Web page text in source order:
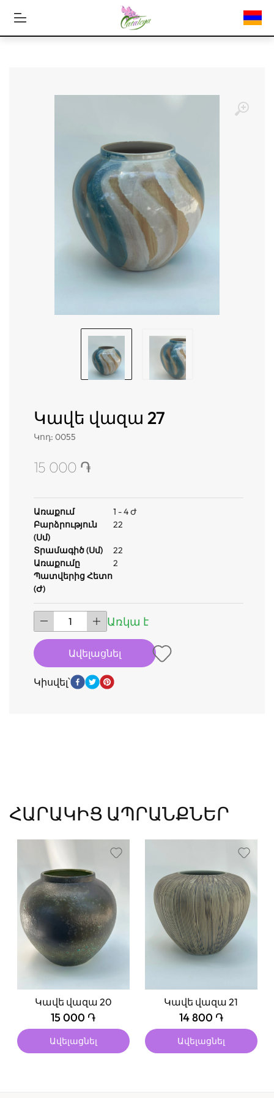
Կավե վազա 27
Կոդ: 0055
15 000 ֏
Առաքում
1 - 4 Ժ
Բարձրություն
(սմ)
22
Տրամագիծ (սմ)
22
Առաքումը
Պատվերից Հետո
(ժ)
2
Առկա է
Ավելացնել
Կիսվել՝
ՀԱՐԱԿԻՑ ԱՊՐԱՆՔՆԵՐ
Կավե վազա 20
15 000 ֏
Ավելացնել
Կավե վազա 21
14 800 ֏
Ավելացնել